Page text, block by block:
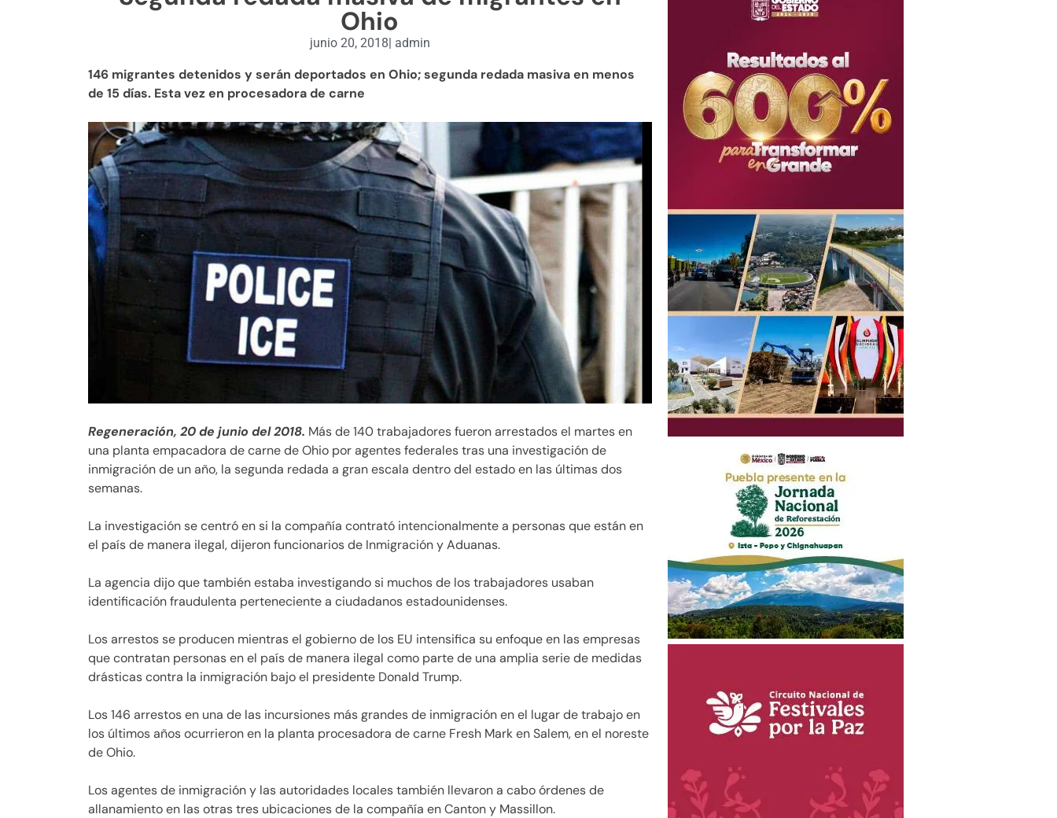
Ohio
junio 20, 2018 admin
146 migrantes detenidos y serán deportados en Ohio; segunda redada masiva en menos
de 15 días. Esta vez en procesadora de carne
Regeneración, 20 de junio del 2018. Más de 140 trabajadores fueron arrestados el martes en
una planta empacadora de carne de Ohio por agentes federales tras una investigación de
inmigración de un año, la segunda redada a gran escala dentro del estado en las últimas dos
semanas.
La investigación se centró en si la compañía contrató intencionalmente a personas que están en
el país de manera ilegal, dijeron funcionarios de Inmigración y Aduanas.
La agencia dijo que también estaba investigando si muchos de los trabajadores usaban
identificación fraudulenta perteneciente a ciudadanos estadounidenses.
Los arrestos se producen mientras el gobierno de los EU intensifica su enfoque en las empresas
que contratan personas en el país de manera ilegal como parte de una amplia serie de medidas
drásticas contra la inmigración bajo el presidente Donald Trump.
Los 146 arrestos en una de las incursiones más grandes de inmigración en el lugar de trabajo en
los últimos años ocurrieron en la planta procesadora de carne Fresh Mark en Salem, en el noreste
de Ohio.
Los agentes de inmigración y las autoridades locales también llevaron a cabo órdenes de
allanamiento en las otras tres ubicaciones de la compañía en Canton y Massillon.